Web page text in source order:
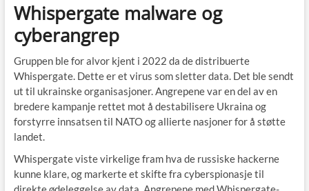
Whispergate malware og
cyberangrep
Gruppen ble for alvor kjent i 2022 da de distribuerte
Whispergate. Dette er et virus som sletter data. Det ble sendt
ut til ukrainske organisasjoner. Angrepene var en del av en
bredere kampanje rettet mot å destabilisere Ukraina og
forstyrre innsatsen til NATO og allierte nasjoner for å støtte
landet.
Whispergate viste virkelige fram hva de russiske hackerne
kunne klare, og markerte et skifte fra cyberspionasje til